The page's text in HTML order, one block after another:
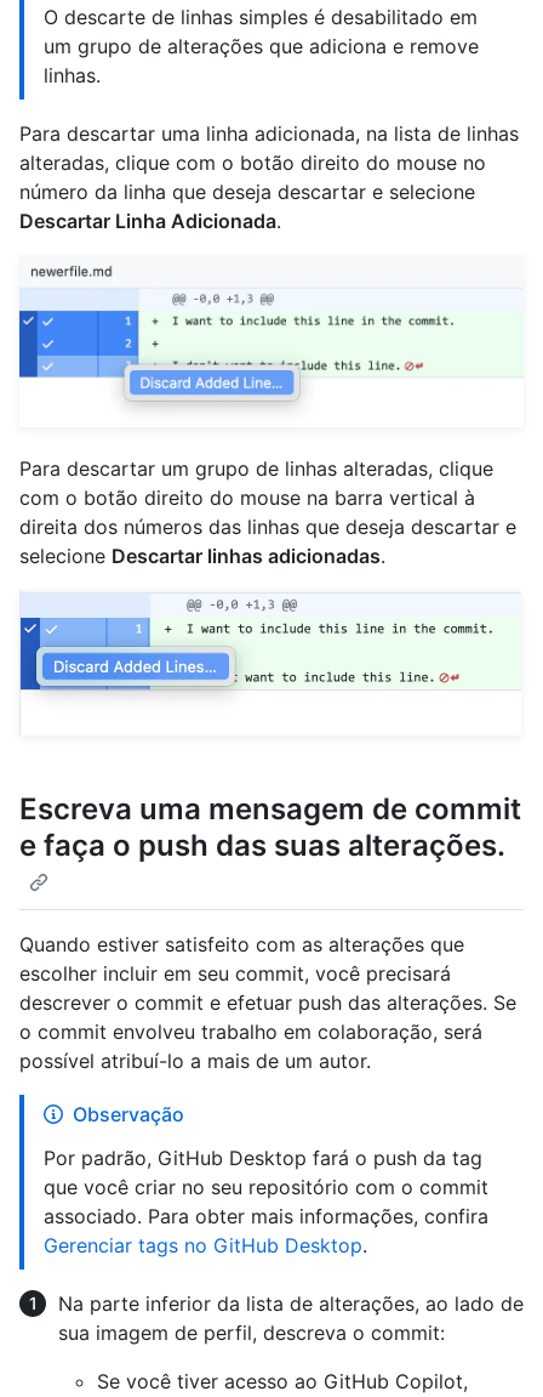
O descarte de linhas simples é desabilitado em
um grupo de alterações que adiciona e remove
linhas.
Para descartar uma linha adicionada, na lista de linhas
alteradas, clique com o botão direito do mouse no
número da linha que deseja descartar e selecione
Descartar Linha Adicionada.
Para descartar um grupo de linhas alteradas, clique
com o botão direito do mouse na barra vertical à
direita dos números das linhas que deseja descartar e
selecione Descartar linhas adicionadas.
Escreva uma mensagem de commit
e faça o push das suas alterações.
Quando estiver satisfeito com as alterações que
escolher incluir em seu commit, você precisará
descrever o commit e efetuar push das alterações. Se
o commit envolveu trabalho em colaboração, será
possível atribuí-lo a mais de um autor.
Observação
Por padrão, GitHub Desktop fará o push da tag
que você criar no seu repositório com o commit
associado. Para obter mais informações, confira
Gerenciar tags no GitHub Desktop.
Na parte inferior da lista de alterações, ao lado de
sua imagem de perfil, descreva o commit:
Se você tiver acesso ao GitHub Copilot,